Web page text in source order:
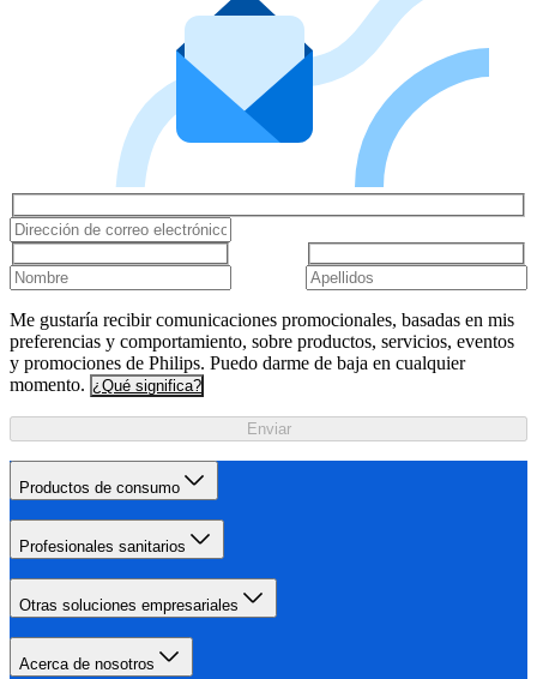
Me gustaría recibir comunicaciones promocionales, basadas en mis
preferencias y comportamiento, sobre productos, servicios, eventos
y promociones de Philips. Puedo darme de baja en cualquier
momento. ¿Qué significa?
Enviar
Productos de consumo
Profesionales sanitarios
Otras soluciones empresariales
Acerca de nosotros